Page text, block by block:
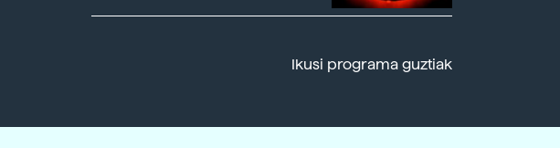
Ikusi programa guztiak